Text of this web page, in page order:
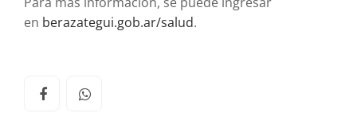
en berazategui.gob.ar/salud.